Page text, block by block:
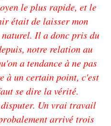
le plus rapide, et le
était de laisser mon
Il a donc pris du
notre relation au
a tendance à ne pas
à un certain point, c'est
se dire la vérité.
Un vrai travail
arrivé trois